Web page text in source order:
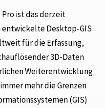
Pro ist das derzeit
Desktop-GIS
für die Erfassung,
3D-Daten
Weiterentwicklung
mehr die Grenzen
(GIS)